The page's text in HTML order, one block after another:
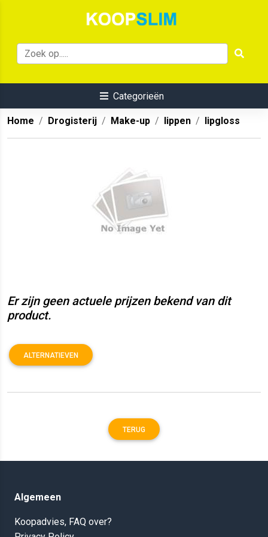
Categorieën
Home Drogisterij Make-up lippen lipgloss
Er zijn geen actuele prijzen bekend van dit
product.
ALTERNATIEVEN
TERUG
Algemeen
Koopadvies, FAQ over?